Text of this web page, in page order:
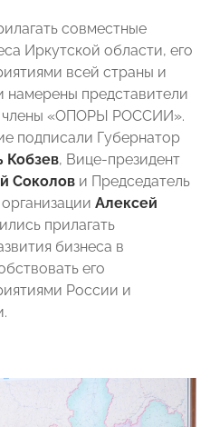
совместные
Иркутской области, его
всей страны и
представители
члены «ОПОРЫ РОССИИ».
подписали Губернатор
Кобзев, Вице-президент
Соколов и Председатель
Алексей
прилагать
бизнеса в
его
России и